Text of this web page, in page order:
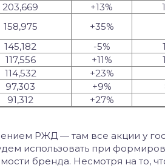
203,669 +13%
158,975 +35%
145,182 -5%
117,556 +11%
114,532 +23%
97,303 +9%
91,312 +27%
РЖД — там все акции у
использовать при
бренда. Несмотря на то,